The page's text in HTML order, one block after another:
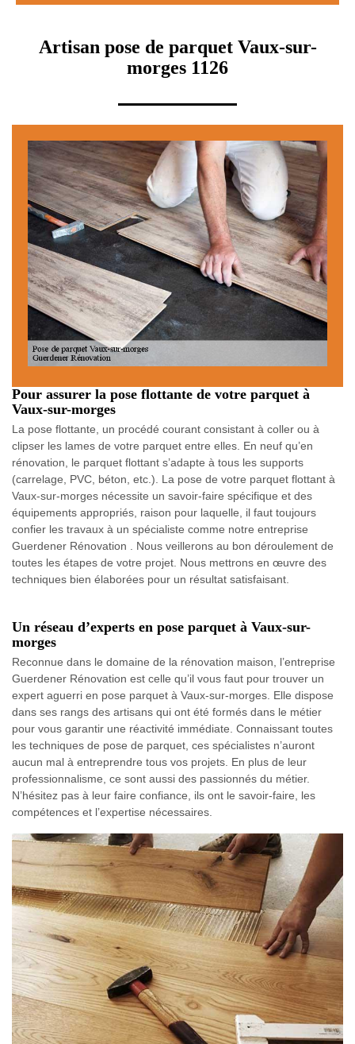
Artisan pose de parquet Vaux-sur-
morges 1126
Pour assurer la pose flottante de votre parquet à
Vaux-sur-morges
La pose flottante, un procédé courant consistant à coller ou à
clipser les lames de votre parquet entre elles. En neuf qu’en
rénovation, le parquet flottant s’adapte à tous les supports
(carrelage, PVC, béton, etc.). La pose de votre parquet flottant à
Vaux-sur-morges nécessite un savoir-faire spécifique et des
équipements appropriés, raison pour laquelle, il faut toujours
confier les travaux à un spécialiste comme notre entreprise
Guerdener Rénovation . Nous veillerons au bon déroulement de
toutes les étapes de votre projet. Nous mettrons en œuvre des
techniques bien élaborées pour un résultat satisfaisant.
Un réseau d’experts en pose parquet à Vaux-sur-
morges
Reconnue dans le domaine de la rénovation maison, l’entreprise
Guerdener Rénovation est celle qu’il vous faut pour trouver un
expert aguerri en pose parquet à Vaux-sur-morges. Elle dispose
dans ses rangs des artisans qui ont été formés dans le métier
pour vous garantir une réactivité immédiate. Connaissant toutes
les techniques de pose de parquet, ces spécialistes n’auront
aucun mal à entreprendre tous vos projets. En plus de leur
professionnalisme, ce sont aussi des passionnés du métier.
N’hésitez pas à leur faire confiance, ils ont le savoir-faire, les
compétences et l’expertise nécessaires.